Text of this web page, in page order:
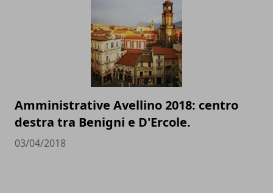
Amministrative Avellino 2018: centro
destra tra Benigni e D'Ercole.
03/04/2018